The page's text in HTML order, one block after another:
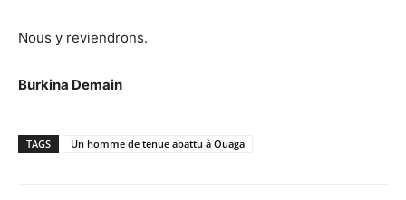
Nous y reviendrons.
Burkina Demain
TAGS Un homme de tenue abattu à Ouaga